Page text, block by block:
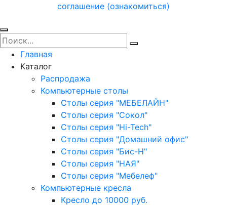
соглашение (ознакомиться)
Главная
Каталог
Распродажа
Компьютерные столы
Столы серия "МЕБЕЛАЙН"
Столы серия "Сокол"
Столы серия "Hi-Tech"
Столы серия "Домашний офис"
Столы серия "Бис-Н"
Столы серия "НАЯ"
Столы серия "Мебелеф"
Компьютерные кресла
Кресло до 10000 руб.